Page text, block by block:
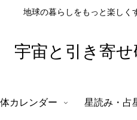
地球の暮らしをもっと楽しく
宇宙と引き寄
カレンダー 星読み・占